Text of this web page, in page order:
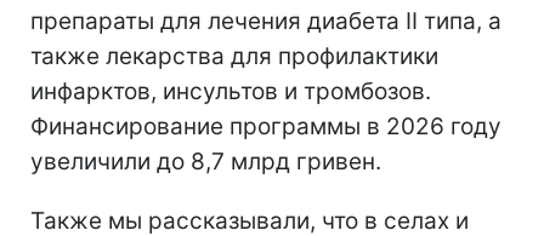
препараты для лечения диабета II типа, а
также лекарства для профилактики
инфарктов, инсультов и тромбозов.
Финансирование программы в 2026 году
увеличили до 8,7 млрд гривен.
Также мы рассказывали, что в селах и